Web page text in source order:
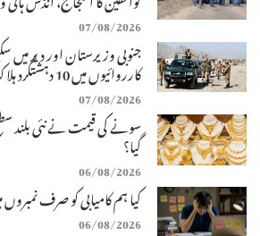
07/08/2026
جنوبی وزیرستان اور دیر میں
کارروائیوں میں 10 دہشتگرد ہلاک
07/08/2026
سونے کی قیمت نے نئی بلند
گیا؟
06/08/2026
کیا ہم کامیابی کو صرف
06/08/2026